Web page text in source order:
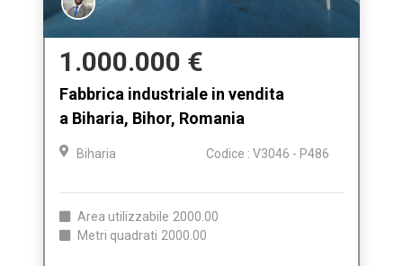
1.000.000 €
Fabbrica industriale in vendita
a Biharia, Bihor, Romania
Biharia Codice : V3046 - P486
Area utilizzabile 2000.00
Metri quadrati 2000.00